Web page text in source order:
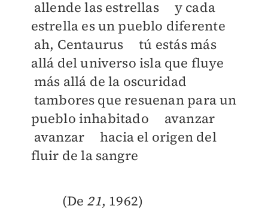
allende las estrellas y cada
estrella es un pueblo diferente
ah, Centaurus tú estás más
allá del universo isla que fluye
más allá de la oscuridad
tambores que resuenan para un
pueblo inhabitado avanzar
avanzar hacia el origen del
fluir de la sangre
(De 21, 1962)